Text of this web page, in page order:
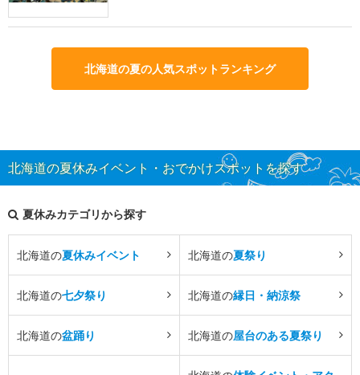
北海道の夏の人気スポットランキング
北海道の夏休みイベント・おでかけスポットを探す
夏休みカテゴリから探す
北海道の夏休みイベント 北海道の夏祭り
北海道の七夕祭り 北海道の縁日・納涼祭
北海道の盆踊り 北海道の屋台のある夏祭り